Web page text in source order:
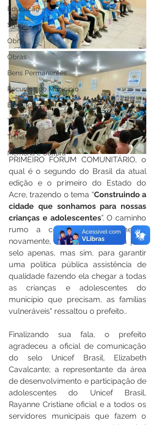
Educação
Saúde
Obra
Obras
Bens Permanentes
Recursos do Município
Educação
Turismo
Trilha
Memória e Cultura
PRIMEIRO FÓRUM COMUNITÁRIO, o
qual é o segundo do Brasil da atual
edição e o primeiro do Estado do
Acre, trazendo o tema “Construindo a
cidade que sonhamos para nossas
crianças e adolescentes”. O caminho
rumo a certificação já começou
novamente, não estamos nessa pelo
selo apenas, mas sim, para garantir
uma política pública assistência de
qualidade fazendo ela chegar a todas
as crianças e adolescentes do
município que precisam, as famílias
vulneráveis" ressaltou o prefeito..
Finalizando sua fala, o prefeito
agradeceu a oficial de comunicação
do selo Unicef Brasil, Elizabeth
Cavalcante; a representante da área
de desenvolvimento e participação de
adolescentes do Unicef Brasil,
Rayanne Cristiane oficial e a todos os
servidores municipais que fazem o